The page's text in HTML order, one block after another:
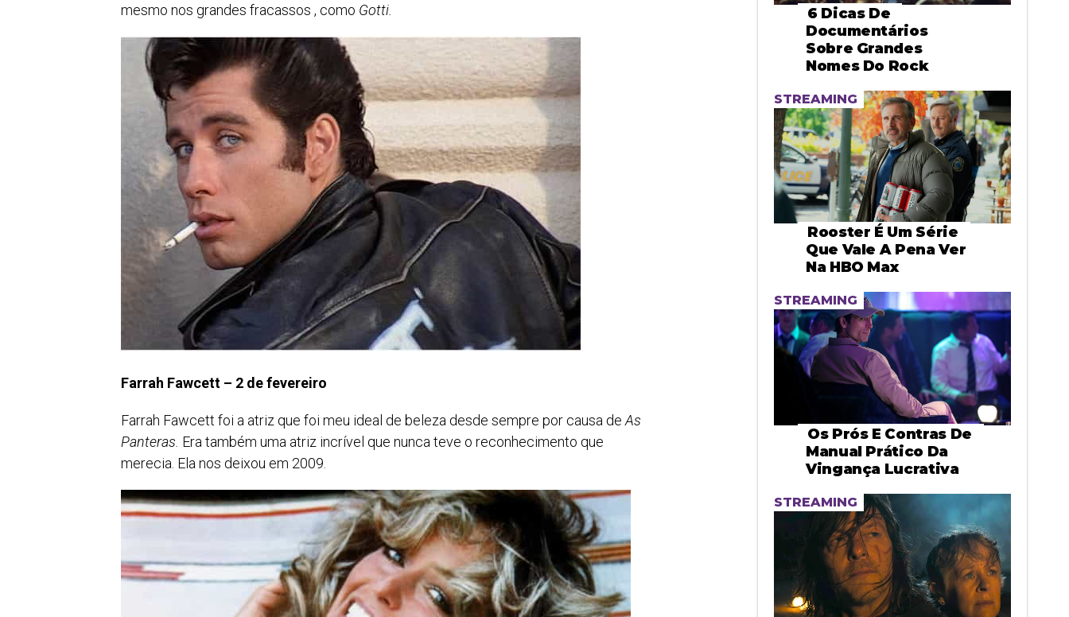
mesmo nos grandes fracassos , como Gotti.
Farrah Fawcett – 2 de fevereiro
Farrah Fawcett foi a atriz que foi meu ideal de beleza desde sempre por causa de As
Panteras. Era também uma atriz incrível que nunca teve o reconhecimento que
merecia. Ela nos deixou em 2009.
6 Dicas De
Documentários
Sobre Grandes
Nomes Do Rock
STREAMING
Rooster É Um Série
Que Vale A Pena Ver
Na HBO Max
STREAMING
Os Prós E Contras De
Manual Prático Da
Vingança Lucrativa
STREAMING